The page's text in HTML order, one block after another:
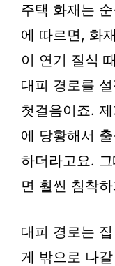
주택 화재는
에 따르면, 화
이 연기 질식
대피 경로를
첫걸음이죠.
에 당황해서
하더라고요.
면 훨씬 침착
대피 경로는
게 밖으로 나